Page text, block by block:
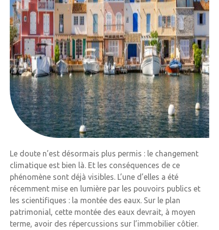
Le doute n’est désormais plus permis : le changement
climatique est bien là. Et les conséquences de ce
phénomène sont déjà visibles. L’une d’elles a été
récemment mise en lumière par les pouvoirs publics et
les scientifiques : la montée des eaux. Sur le plan
patrimonial, cette montée des eaux devrait, à moyen
terme, avoir des répercussions sur l’immobilier côtier.